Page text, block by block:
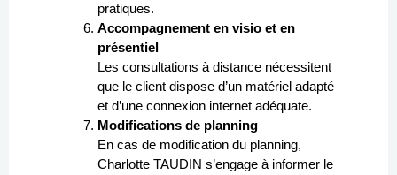
pratiques.
Accompagnement en visio et en
présentiel
Les consultations à distance nécessitent
que le client dispose d’un matériel adapté
et d’une connexion internet adéquate.
Modifications de planning
En cas de modification du planning,
Charlotte TAUDIN s’engage à informer le